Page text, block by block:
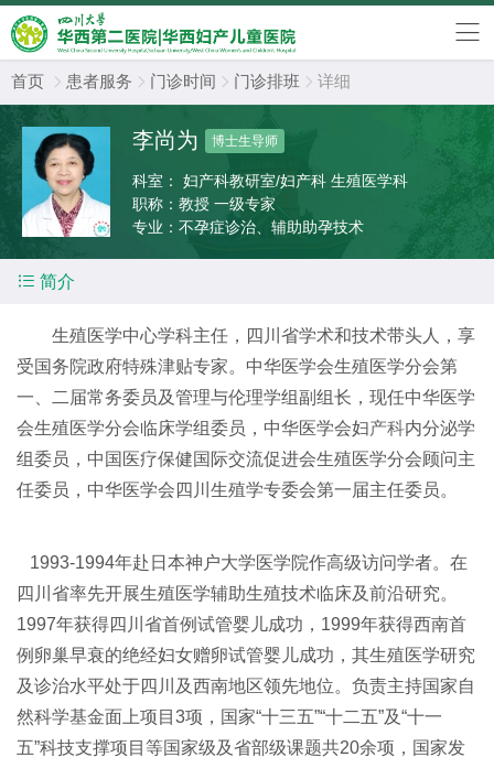
首页  患者服务  门诊时间  门诊排班  详细
李尚为 博士生导师
科室：
妇产科教研室/妇产科 生殖医学科
职称： 教授 一级专家
专业： 不孕症诊治、辅助助孕技术
 简介
生殖医学中心学科主任，四川省学术和技术带头人，享
受国务院政府特殊津贴专家。中华医学会生殖医学分会第
一、二届常务委员及管理与伦理学组副组长，现任中华医学
会生殖医学分会临床学组委员，中华医学会妇产科内分泌学
组委员，中国医疗保健国际交流促进会生殖医学分会顾问主
任委员，中华医学会四川生殖学专委会第一届主任委员。
1993-1994年赴日本神户大学医学院作高级访问学者。在
四川省率先开展生殖医学辅助生殖技术临床及前沿研究。
1997年获得四川省首例试管婴儿成功，1999年获得西南首
例卵巢早衰的绝经妇女赠卵试管婴儿成功，其生殖医学研究
及诊治水平处于四川及西南地区领先地位。负责主持国家自
然科学基金面上项目3项，国家“十三五”“十二五”及“十一
五”科技支撑项目等国家级及省部级课题共20余项，国家发